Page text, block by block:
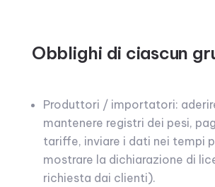
Obblighi di ciascun
Produttori / importatori:
mantenere registri dei pesi,
tariffe, inviare i dati nei tempi
mostrare la dichiarazione di
richiesta dai clienti).